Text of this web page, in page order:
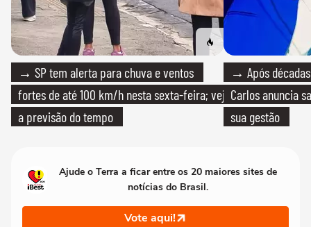
→ SP tem alerta para chuva e ventos
fortes de até 100 km/h nesta sexta-feira; veja
a previsão do tempo
→ Após
Carlos anuncia
sua gestão
Ajude o Terra a ficar entre os 20 maiores sites de
notícias do Brasil.
Vote aqui!